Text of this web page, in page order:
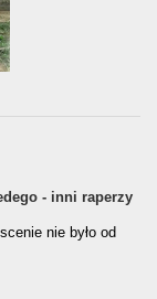
- inni raperzy
nie było od